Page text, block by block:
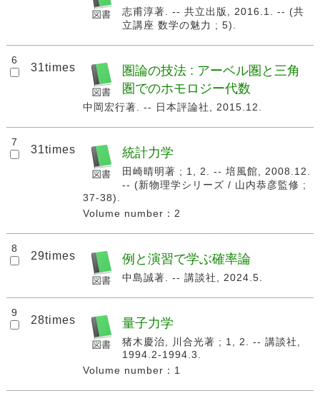
志甫淳著. -- 共立出版, 2016.1. -- (共
立講座 数学の魅力 ; 5).
6
31times
圏論の技法 : アーベル圏と三角
圏でのホモロジー代数
中岡宏行著. -- 日本評論社, 2015.12.
7
31times 統計力学
田崎晴明著 ; 1, 2. -- 培風館, 2008.12.
-- (新物理学シリーズ / 山内恭彦監修 ;
37-38).
Volume number：2
8
29times 例と演習で学ぶ確率論
中島誠著. -- 講談社, 2024.5.
9
28times 量子力学
猪木慶治, 川合光著 ; 1, 2. -- 講談社,
1994.2-1994.3.
Volume number：1